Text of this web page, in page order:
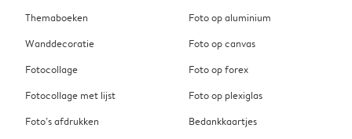
Themaboeken
Wanddecoratie
Fotocollage
Fotocollage met lijst
Foto’s afdrukken
Foto op aluminium
Foto op canvas
Foto op forex
Foto op plexiglas
Bedankkaartjes